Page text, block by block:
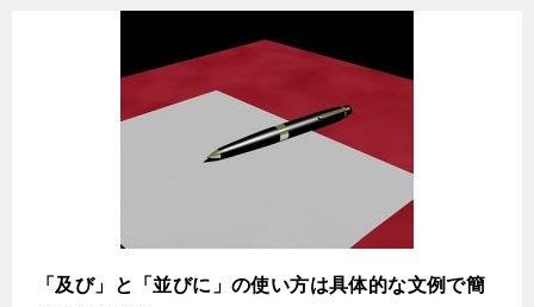
「及び」と「並びに」の使い方は具体的な文例で簡